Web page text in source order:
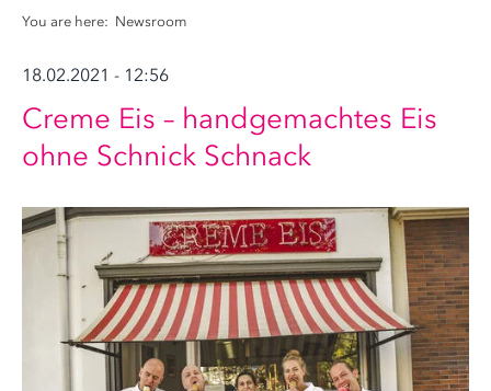
You are here: Newsroom
18.02.2021 - 12:56
Creme Eis – handgemachtes Eis
ohne Schnick Schnack